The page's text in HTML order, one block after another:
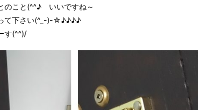
のこと(^^♪ いいですね～
て下さい(^_-)-☆♪♪♪♪
す(^^)/